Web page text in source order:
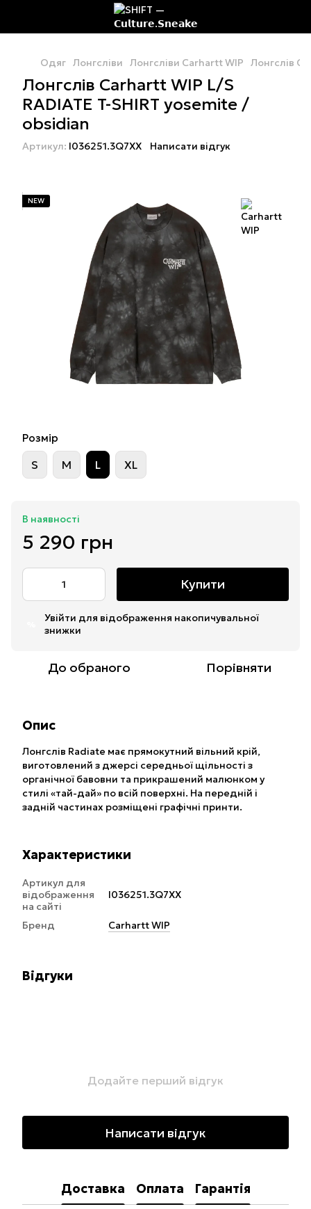
Одяг Лонгсліви Лонгсліви Carhartt WIP Лонгслів
Лонгслів Carhartt WIP L/S
RADIATE T-SHIRT yosemite /
obsidian
Артикул: I036251.3Q7XX Написати відгук
NEW
Розмір
S M L XL
В наявності
5 290 грн
Купити
Увійти для відображення накопичувальної
знижки
До обраного Порівняти
Опис
Лонгслів Radiate має прямокутний вільний крій,
виготовлений з джерсі середньої щільності з
органічної бавовни та прикрашений малюнком у
стилі «тай-дай» по всій поверхні. На передній і
задній частинах розміщені графічні принти.
Характеристики
Артикул для
відображення
на сайті
I036251.3Q7XX
Бренд Carhartt WIP
Відгуки
Додайте перший відгук
Написати відгук
Доставка Оплата Гарантія